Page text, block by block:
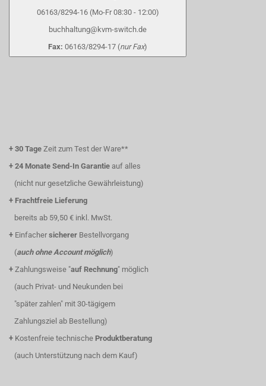
06163/8294-16 (Mo-Fr 08:30 - 12:00)
buchhaltung@kvm-switch.de
Fax: 06163/8294-17 (nur Fax)
+ 30 Tage Zeit zum Test der Ware**
+ 24 Monate Send-In Garantie auf alles
(nicht nur gesetzliche Gewährleistung)
+ Frachtfreie Lieferung
bereits ab 59,50 € inkl. MwSt.
+ Einfacher sicherer Bestellvorgang
(auch ohne Account möglich)
+ Zahlungsweise "auf Rechnung" möglich
(auch Privat- und Neukunden bei
"später zahlen" mit 30-tägigem
Zahlungsziel ab Bestellung)
+ Kostenfreie technische Produktberatung
(auch Unterstützung nach dem Kauf)